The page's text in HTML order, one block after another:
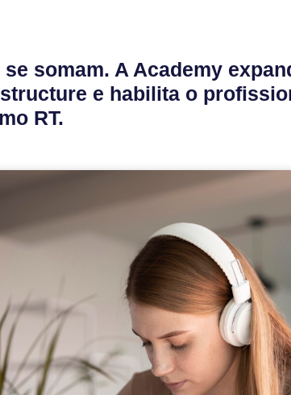
somam. A Academy
e habilita o
RT.